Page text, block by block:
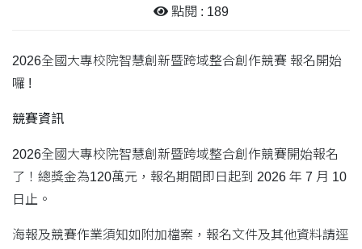
點閱 : 189
2026全國大專校院智慧創新暨跨域整合創作競賽 報名開始
囉 !
競賽資訊
2026全國大專校院智慧創新暨跨域整合創作競賽開始報名
了！總獎金為120萬元，報名期間即日起到 2026 年 7 月 10
日止。
海報及競賽作業須知如附加檔案，報名文件及其他資料請逕